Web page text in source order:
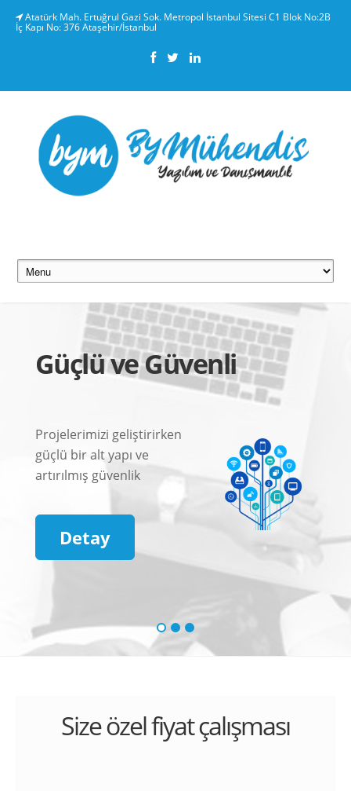
Atatürk Mah. Ertuğrul Gazi Sok. Metropol İstanbul Sitesi C1 Blok No:2B
İç Kapı No: 376 Ataşehir/İstanbul
Güçlü ve Güvenli
Projelerimizi geliştirirken
güçlü bir alt yapı ve
artırılmış güvenlik
geliştirmekteyiz. Siz işinizi
yapın güvenliği
düşünmeyin.
Detay
Size özelfiyatçalışması